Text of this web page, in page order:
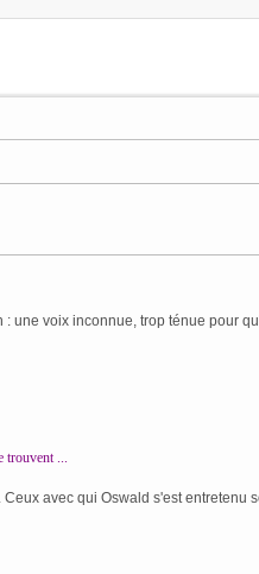
une voix inconnue, trop ténue pour
trouvent ...
avec qui Oswald s'est entretenu